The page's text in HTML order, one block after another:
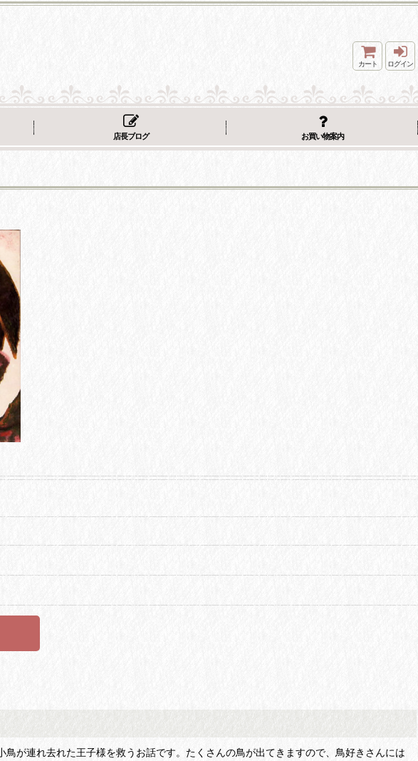
カート ログイン
店長ブログ お買い物案内
が連れ去れた王子様を救うお話です。たくさんの鳥が出てきますので、鳥好きさんには